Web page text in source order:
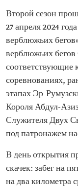
Второй сезон
27 апреля 2024
верблюжьих
верблюжьих
соответствующие
соревнованиях,
этапах Эр-
Короля Абдул-
Служителя Двух
под патронажем
В день открытия
скачек: забег на
на два километра